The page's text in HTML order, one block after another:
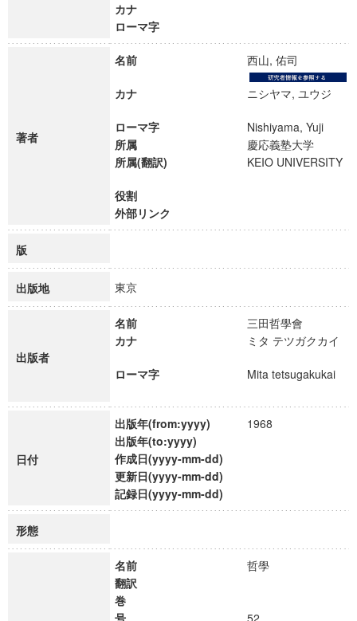
カナ
ローマ字
著者
名前 西山, 佑司
カナ ニシヤマ, ユウジ
ローマ字
Nishiyama, Yuji
所属
慶応義塾大学
所属(翻訳)
KEIO UNIVERSITY
役割
外部リンク
版
出版地 東京
出版者
名前
三田哲學會
カナ
ミタ テツガクカイ
ローマ字 Mita tetsugakukai
日付
出版年(from:yyyy)
1968
出版年(to:yyyy)
作成日(yyyy-mm-dd)
更新日(yyyy-mm-dd)
記録日(yyyy-mm-dd)
形態
名前
哲學
翻訳
巻
号
52